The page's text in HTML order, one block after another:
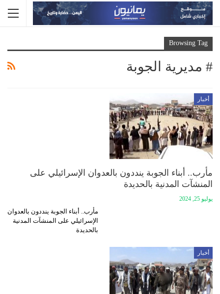
Browsing Tag
# مديرية الجوبة
أخبار
مأرب.. أبناء الجوبة ينددون بالعدوان الإسرائيلي على
المنشآت المدنية بالحديدة
يوليو 25, 2024
مأرب.. أبناء الجوبة ينددون بالعدوان
الإسرائيلي على المنشآت المدنية
بالحديدة
أخبار